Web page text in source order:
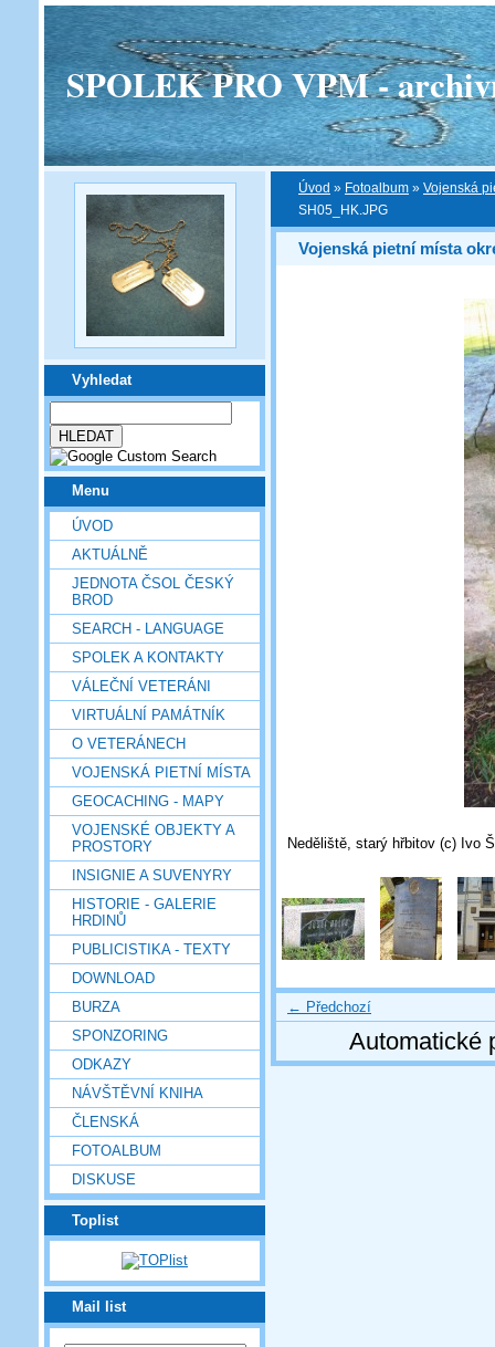
SPOLEK PRO VPM -
Vyhledat
Menu
ÚVOD
AKTUÁLNĚ
JEDNOTA ČSOL ČESKÝ
BROD
SEARCH - LANGUAGE
SPOLEK A KONTAKTY
VÁLEČNÍ VETERÁNI
VIRTUÁLNÍ PAMÁTNÍK
O VETERÁNECH
VOJENSKÁ PIETNÍ MÍSTA
GEOCACHING - MAPY
VOJENSKÉ OBJEKTY A
PROSTORY
INSIGNIE A SUVENYRY
HISTORIE - GALERIE
HRDINŮ
PUBLICISTIKA - TEXTY
DOWNLOAD
BURZA
SPONZORING
ODKAZY
NÁVŠTĚVNÍ KNIHA
ČLENSKÁ
FOTOALBUM
DISKUSE
Toplist
Mail list
Úvod » Fotoalbum » Vojenská
SH05_HK.JPG
Vojenská pietní místa
Neděliště, starý hřbitov (c) Ivo
← Předchozí
Automatické